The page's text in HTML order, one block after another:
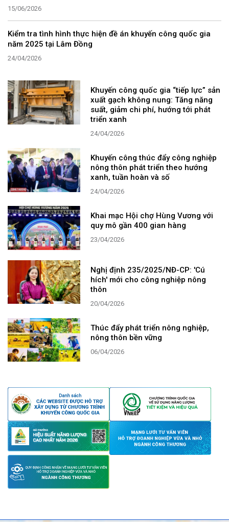
15/06/2026
Kiểm tra tình hình thực hiện đề án khuyến công quốc gia
năm 2025 tại Lâm Đồng
24/04/2026
Khuyến công quốc gia “tiếp lực” sản
xuất gạch không nung: Tăng năng
suất, giảm chi phí, hướng tới phát
triển xanh
24/04/2026
Khuyến công thúc đẩy công nghiệp
nông thôn phát triển theo hướng
xanh, tuần hoàn và số
24/04/2026
Khai mạc Hội chợ Hùng Vương với
quy mô gần 400 gian hàng
23/04/2026
Nghị định 235/2025/NĐ-CP: 'Cú
hích' mới cho công nghiệp nông
thôn
20/04/2026
Thúc đẩy phát triển nông nghiệp,
nông thôn bền vững
06/04/2026